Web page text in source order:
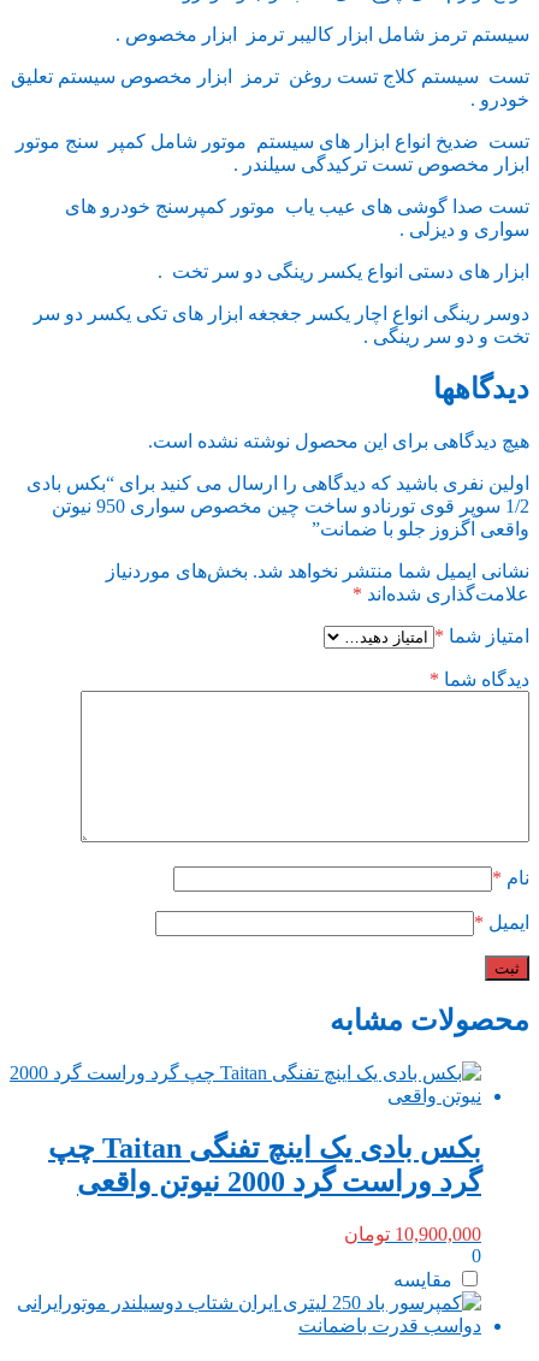
سیستم ترمز شامل ابزار کالیبر ترمز ابزار مخصوص .
تست سیستم کلاج تست روغن ترمز ابزار مخصوص سیستم تعلیق
خودرو .
تست ضدیخ انواع ابزار های سیستم موتور شامل کمپر سنج موتور
ابزار مخصوص تست ترکیدگی سیلندر .
تست صدا گوشی های عیب یاب موتور کمپرسنج خودرو های
سواری و دیزلی .
ابزار های دستی انواع یکسر رینگی دو سر تخت .
دوسر رینگی انواع اچار یکسر جغجغه ابزار های تکی یکسر دو سر
تخت و دو سر رینگی .
دیدگاهها
هیچ دیدگاهی برای این محصول نوشته نشده است.
اولین نفری باشید که دیدگاهی را ارسال می کنید برای “بکس بادی
1/2 سوپر قوی تورنادو ساخت چین مخصوص سواری 950 نیوتن
واقعی اگزوز جلو با ضمانت”
نشانی ایمیل شما منتشر نخواهد شد. بخش‌های موردنیاز
علامت‌گذاری شده‌اند *
امتیاز شما *
دیدگاه شما *
نام *
ایمیل *
محصولات مشابه
بکس بادی یک اینچ تفنگی Taitan چپ
گرد وراست گرد 2000 نیوتن واقعی
10,900,000 تومان
0
مقایسه